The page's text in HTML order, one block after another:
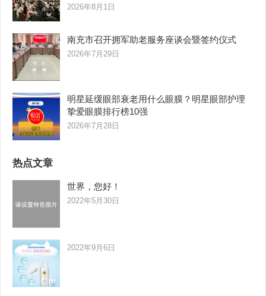
2026年8月1日
南充市召开拥军助老服务座谈会暨签约仪式
2026年7月29日
明星延缓眼部衰老用什么眼膜？明星眼部护理
挚爱眼膜排行榜10强
2026年7月28日
热点文章
世界，您好！
2022年5月30日
2022年9月6日